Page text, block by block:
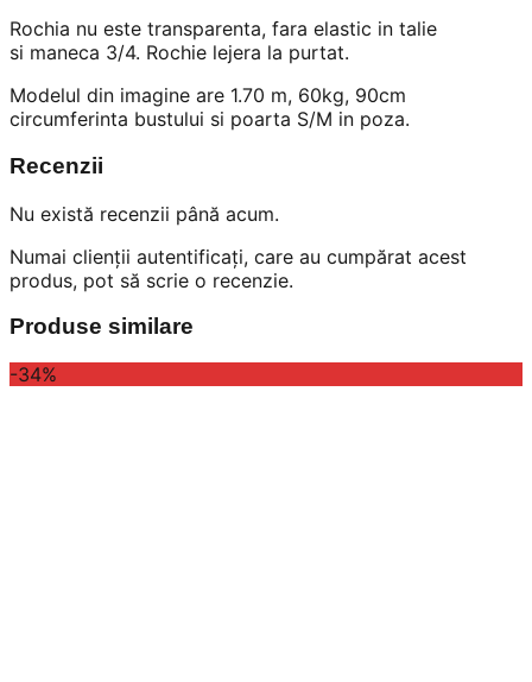
Rochia nu este transparenta, fara elastic in talie
si maneca 3/4. Rochie lejera la purtat.
Modelul din imagine are 1.70 m, 60kg, 90cm
circumferinta bustului si poarta S/M in poza.
Recenzii
Nu există recenzii până acum.
Numai clienții autentificați, care au cumpărat acest
produs, pot să scrie o recenzie.
Produse similare
-34%